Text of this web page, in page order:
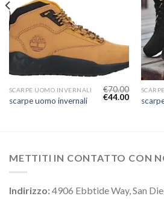
SCARPE UOMO INVERNALI
scarpe uomo invernali
€70.00
€44.00
METTITI IN CONTATTO CON
Indirizzo:4906 Ebbtide Way, San